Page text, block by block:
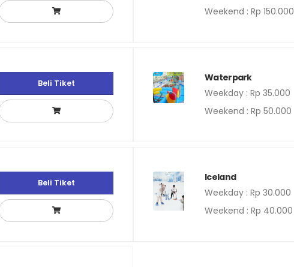
Weekend : Rp 150.000
Beli Tiket
Waterpark
Weekday : Rp 35.000
Weekend : Rp 50.000
Beli Tiket
Iceland
Weekday : Rp 30.000
Weekend : Rp 40.000